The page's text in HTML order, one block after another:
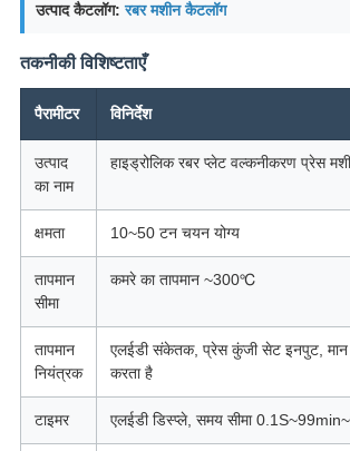
उत्पाद कैटलॉग: रबर मशीन कैटलॉग
तकनीकी विशिष्टताएँ
पैरामीटर विनिर्देश
उत्पाद
का नाम
हाइड्रोलिक रबर प्लेट वल्कनीकरण प्रेस
क्षमता 10~50 टन चयन योग्य
तापमान
सीमा
कमरे का तापमान ~300℃
तापमान
नियंत्रक
एलईडी संकेतक, प्रेस कुंजी सेट इनपुट,
करता है
टाइमर एलईडी डिस्प्ले, समय सीमा